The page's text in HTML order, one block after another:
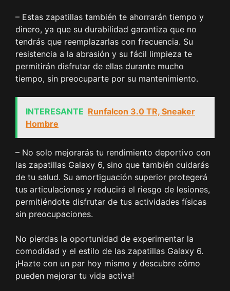
– Estas zapatillas también te ahorrarán tiempo y
dinero, ya que su durabilidad garantiza que no
tendrás que reemplazarlas con frecuencia. Su
resistencia a la abrasión y su fácil limpieza te
permitirán disfrutar de ellas durante mucho
tiempo, sin preocuparte por su mantenimiento.
INTERESANTE Runfalcon 3.0 TR, Sneaker
Hombre
– No solo mejorarás tu rendimiento deportivo con
las zapatillas Galaxy 6, sino que también cuidarás
de tu salud. Su amortiguación superior protegerá
tus articulaciones y reducirá el riesgo de lesiones,
permitiéndote disfrutar de tus actividades físicas
sin preocupaciones.
No pierdas la oportunidad de experimentar la
comodidad y el estilo de las zapatillas Galaxy 6.
¡Hazte con un par hoy mismo y descubre cómo
pueden mejorar tu vida activa!